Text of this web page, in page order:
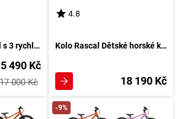
Kolo dětské Rascal s 3 rychlostmi Nexus, Oranžová barevná kombinace
490 Kč
17 000 Kč
4.8
Kolo Rascal Dětské horské kolo 10 rychlostí Barevná kombinace: Oranžové
18 190 Kč
-9%